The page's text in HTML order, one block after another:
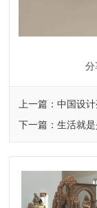
分
上一篇：中国设
下一篇：生活就